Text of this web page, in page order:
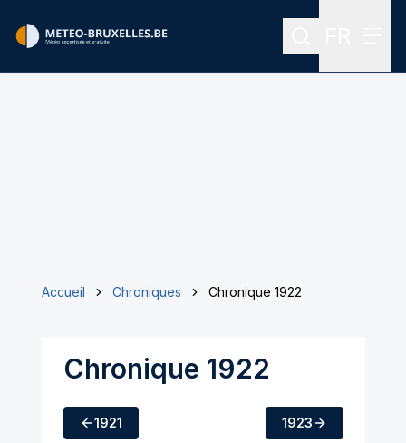
Rechercher
Accueil Chroniques Chronique 1922
Chronique 1922
1921 1923